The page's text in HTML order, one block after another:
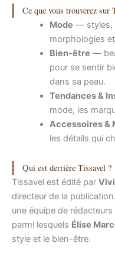
Ce que vous trouverez sur
Mode — styles,
morphologies
Bien-être —
pour se sentir
dans sa peau.
Tendances &
mode, les
Accessoires &
les détails qui
Qui est derrière Tissavel ?
Tissavel est édité par
directeur de la
une équipe de
parmi lesquels Élise
style et le bien-être.